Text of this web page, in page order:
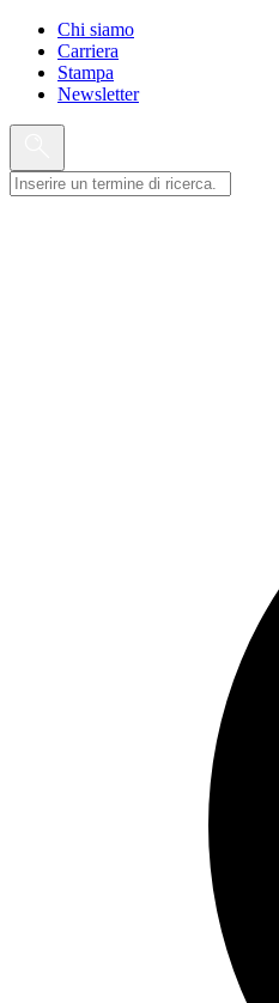
Chi siamo
Carriera
Stampa
Newsletter